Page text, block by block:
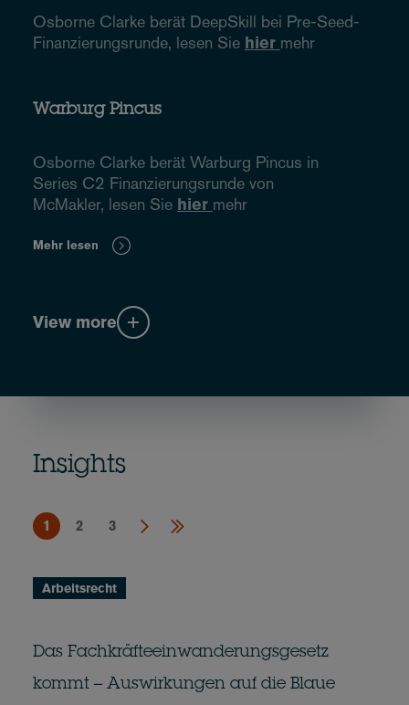
Osborne Clarke berät DeepSkill bei Pre-Seed-
Finanzierungsrunde, lesen Sie hier mehr
Warburg Pincus
Osborne Clarke berät Warburg Pincus in
Series C2 Finanzierungsrunde von
McMakler, lesen Sie hier mehr
Mehr lesen
View more
Insights
1 2 3
Arbeitsrecht
Das Fachkräfteeinwanderungsgesetz
kommt – Auswirkungen auf die Blaue